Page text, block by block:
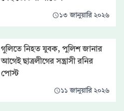
১৩ জানুয়ারি ২০২৬
গুলিতে নিহত যুবক, পুলিশ জানার
আগেই ছাত্রলীগের সন্ত্রাসী রনির
পোস্ট
১১ জানুয়ারি ২০২৬